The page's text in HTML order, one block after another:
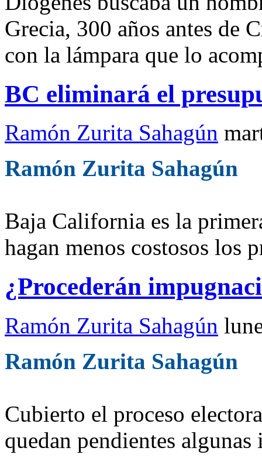
Grecia, 300 años antes de
con la lámpara que lo
BC eliminará el
Ramón Zurita Sahagún
Ramón Zurita Sahagún
Baja California es la
hagan menos costosos los
¿Procederán
Ramón Zurita Sahagún
Ramón Zurita Sahagún
Cubierto el proceso
quedan pendientes